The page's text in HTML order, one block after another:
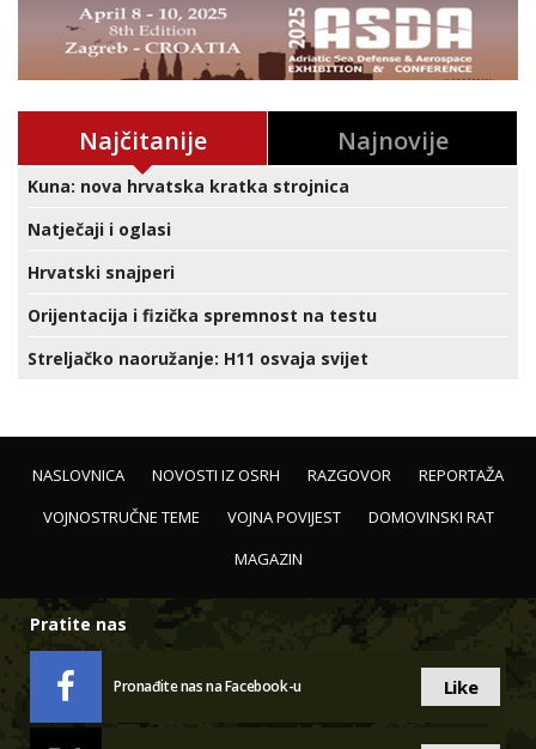
Najčitanije Najnovije
Kuna: nova hrvatska kratka strojnica
Natječaji i oglasi
Hrvatski snajperi
Orijentacija i fizička spremnost na testu
Streljačko naoružanje: H11 osvaja svijet
NASLOVNICA NOVOSTI IZ OSRH RAZGOVOR
REPORTAŽA
VOJNOSTRUČNE TEME
VOJNA POVIJEST
DOMOVINSKI RAT
MAGAZIN
Pratite nas
Pronađite nas na Facebook-u Like